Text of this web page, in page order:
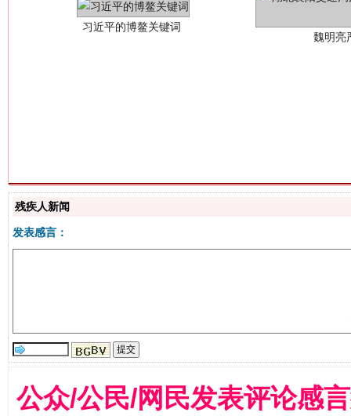
揭批美国五大"原罪"
残疾人新闻
发表感言：
公众/公民/网民发表评论感